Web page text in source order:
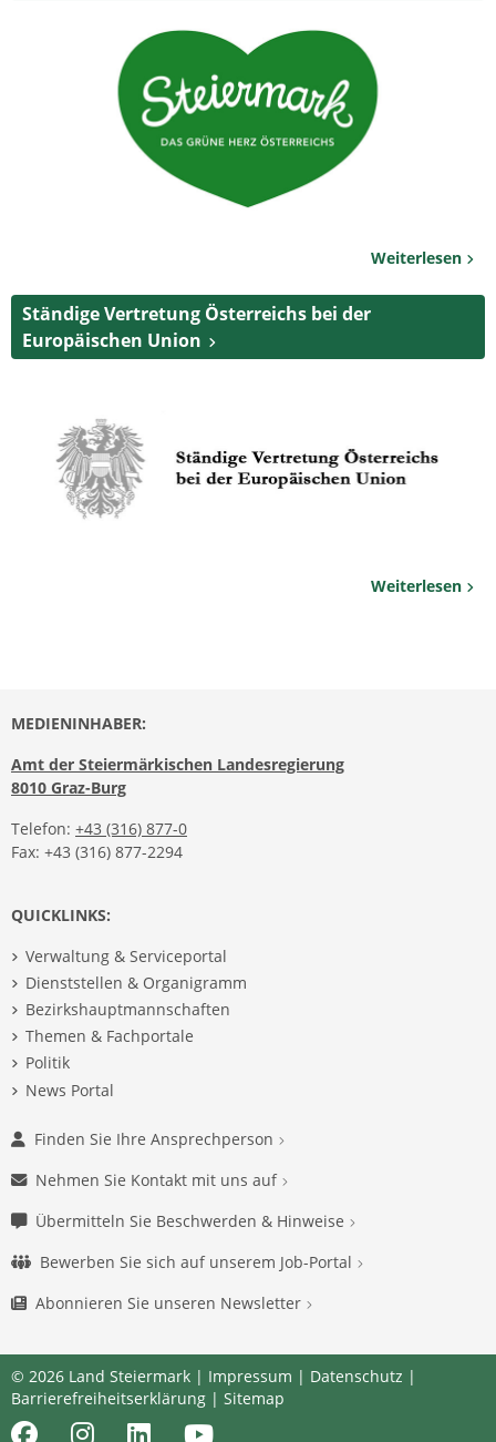
Weiterlesen
Ständige Vertretung Österreichs bei der
Europäischen Union
Weiterlesen
MEDIENINHABER:
Amt der Steiermärkischen Landesregierung
8010 Graz-Burg
Telefon: +43 (316) 877-0
Fax: +43 (316) 877-2294
QUICKLINKS:
Verwaltung & Serviceportal
Dienststellen & Organigramm
Bezirkshauptmannschaften
Themen & Fachportale
Politik
News Portal
Finden Sie Ihre Ansprechperson
Nehmen Sie Kontakt mit uns auf
Übermitteln Sie Beschwerden & Hinweise
Bewerben Sie sich auf unserem Job-Portal
Abonnieren Sie unseren Newsletter
© 2026 Land Steiermark | Impressum | Datenschutz |
Barrierefreiheitserklärung | Sitemap
FacebookInstagramLinkedInYoutube